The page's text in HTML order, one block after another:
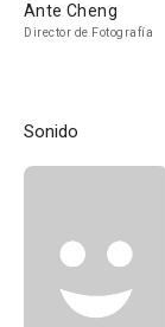
Ante Cheng
Director de Fotografía
Sonido